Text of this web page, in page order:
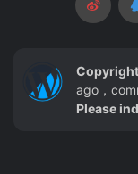
ago，
Please